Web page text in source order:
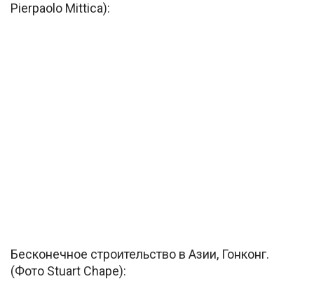
Pierpaolo Mittica):
Бесконечное строительство в Азии, Гонконг.
(Фото Stuart Chape):